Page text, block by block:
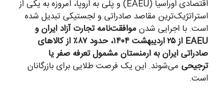
اقتصادی اوراسیا (EAEU) و پلی به اروپا، امروزه به یکی از
استراتژیک‌ترین مقاصد صادراتی و لجستیکی تبدیل شده
است. با اجرایی شدنموافقت‌نامه تجارت آزاد ایران و
EAEU از ۲۵ اردیبهشت ۱۴۰۴، حدود ۸۷٪ از کالاهای
صادراتی ایران به ارمنستان مشمول تعرفه صفر یا
ترجیحی می‌شوند. این یک فرصت طلایی برای بازرگانان
است.